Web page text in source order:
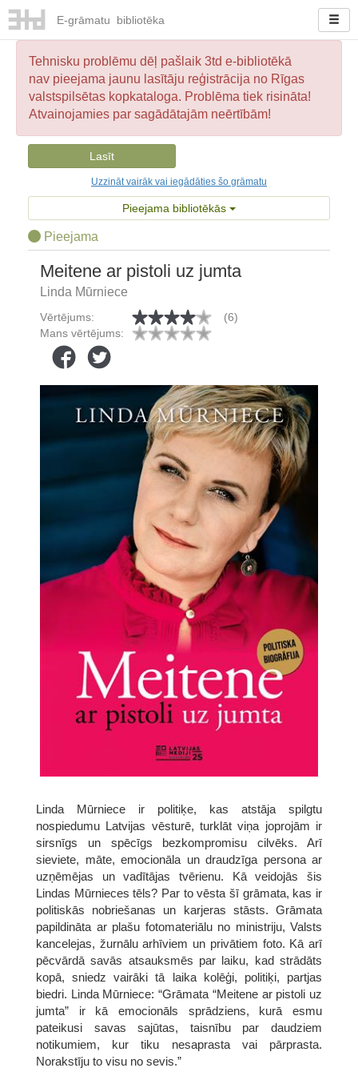
E-grāmatu bibliotēka
Tehnisku problēmu dēļ pašlaik 3td e-bibliotēkā
nav pieejama jaunu lasītāju reģistrācija no Rīgas
valstspilsētas kopkataloga. Problēma tiek risināta!
Atvainojamies par sagādātajām neērtībām!
Lasīt
Uzzināt vairāk vai iegādāties šo grāmatu
Pieejama bibliotēkās
Pieejama
Meitene ar pistoli uz jumta
Linda Mūrniece
Vērtējums:
(6)
Mans vērtējums:
Linda Mūrniece ir politiķe, kas atstāja spilgtu
nospiedumu Latvijas vēsturē, turklāt viņa joprojām ir
sirsnīgs un spēcīgs bezkompromisu cilvēks. Arī
sieviete, māte, emocionāla un draudzīga persona ar
uzņēmējas un vadītājas tvērienu. Kā veidojās šis
Lindas Mūrnieces tēls? Par to vēsta šī grāmata, kas ir
politiskās nobriešanas un karjeras stāsts. Grāmata
papildināta ar plašu fotomateriālu no ministriju, Valsts
kancelejas, žurnālu arhīviem un privātiem foto. Kā arī
pēcvārdā savās atsauksmēs par laiku, kad strādāts
kopā, sniedz vairāki tā laika kolēģi, politiķi, partjas
biedri. Linda Mūrniece: “Grāmata “Meitene ar pistoli uz
jumta” ir kā emocionāls sprādziens, kurā esmu
pateikusi savas sajūtas, taisnību par daudziem
notikumiem, kur tiku nesaprasta vai pārprasta.
Norakstīju to visu no sevis.”